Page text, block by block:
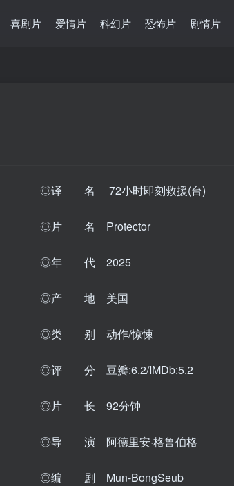
喜剧片 爱情片 科幻片 恐怖片 剧情片
◎译 名 72小时即刻救援(台)
◎片 名 Protector
◎年 代 2025
◎产 地 美国
◎类 别 动作/惊悚
◎评 分 豆瓣:6.2/IMDb:5.2
◎片 长 92分钟
◎导 演 阿德里安·格鲁伯格
◎编 剧 Mun-BongSeub